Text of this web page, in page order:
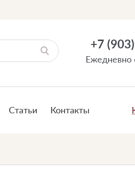
+7
Ежедневно
Статьи Контакты